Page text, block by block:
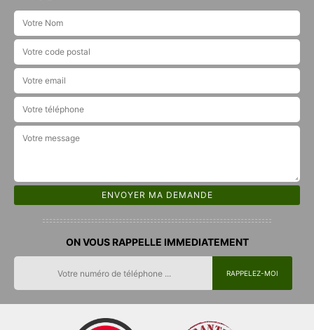
ON VOUS RAPPELLE IMMEDIATEMENT